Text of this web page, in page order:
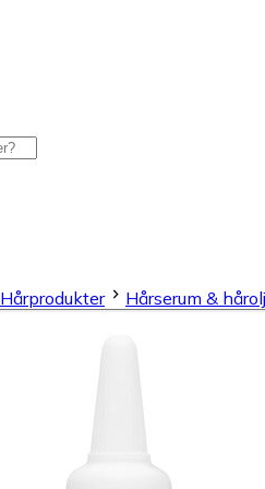
Hårprodukter Hårserum &